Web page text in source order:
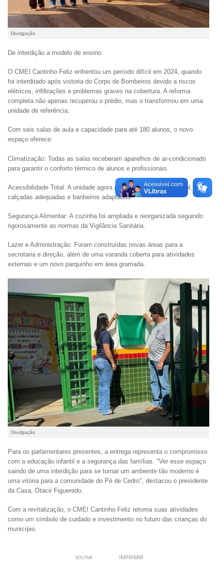
Divulgação
De interdição a modelo de ensino
O CMEI Cantinho Feliz enfrentou um período difícil em 2024, quando
foi interditado após vistoria do Corpo de Bombeiros devido a riscos
elétricos, infiltrações e problemas graves na cobertura. A reforma
completa não apenas recuperou o prédio, mas o transformou em uma
unidade de referência.
Com seis salas de aula e capacidade para até 180 alunos, o novo
espaço oferece:
Climatização: Todas as salas receberam aparelhos de ar-condicionado
para garantir o conforto térmico de alunos e profissionais.
Acessibilidade Total: A unidade agora possui circulação funcional,
calçadas adequadas e banheiros adaptados.
Segurança Alimentar: A cozinha foi ampliada e reorganizada seguindo
rigorosamente as normas da Vigilância Sanitária.
Lazer e Administração: Foram construídas novas áreas para a
secretaria e direção, além de uma varanda coberta para atividades
externas e um novo parquinho em área gramada.
Divulgação
Para os parlamentares presentes, a entrega representa o compromisso
com a educação infantil e a segurança das famílias. "Ver esse espaço
saindo de uma interdição para se tornar um ambiente tão moderno é
uma vitória para a comunidade do Pé de Cedro", destacou o presidente
da Casa, Otacir Figueredo.
Com a revitalização, o CMEI Cantinho Feliz retoma suas atividades
como um símbolo de cuidado e investimento no futuro das crianças do
município.
VOLTAR IMPRIMIR